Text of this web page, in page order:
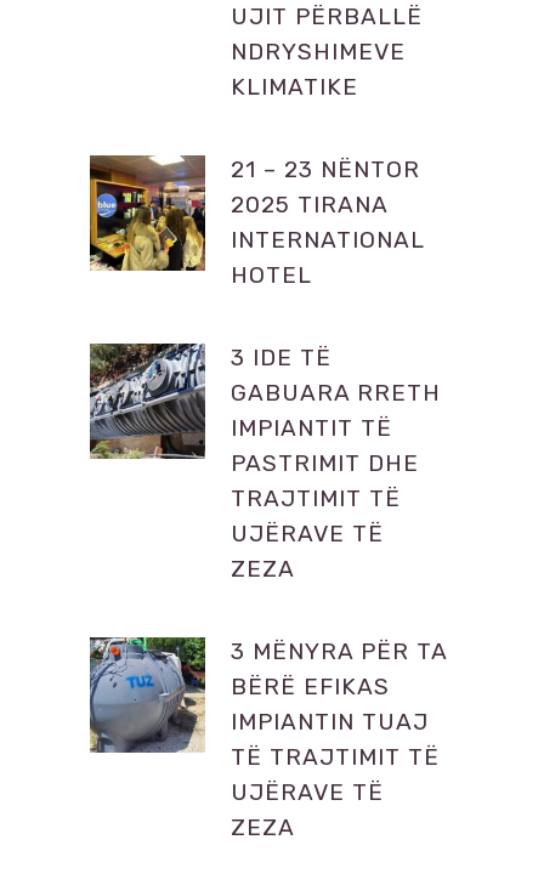
UJIT PËRBALLË
NDRYSHIMEVE
KLIMATIKE
21 – 23 NËNTOR
2025 TIRANA
INTERNATIONAL
HOTEL
3 IDE TË
GABUARA RRETH
IMPIANTIT TË
PASTRIMIT DHE
TRAJTIMIT TË
UJËRAVE TË
ZEZA
3 MËNYRA PËR TA
BËRË EFIKAS
IMPIANTIN TUAJ
TË TRAJTIMIT TË
UJËRAVE TË
ZEZA